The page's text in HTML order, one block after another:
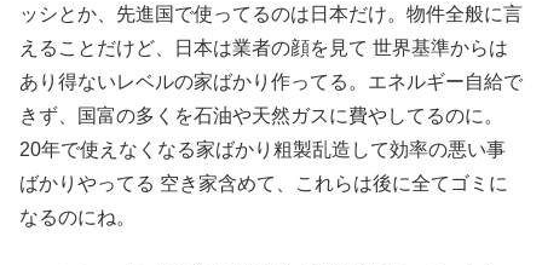
ッシとか、先進国で使ってるのは日本だけ。物件全般に言
えることだけど、日本は業者の顔を見て 世界基準からは
あり得ないレベルの家ばかり作ってる。エネルギー自給で
きず、国富の多くを石油や天然ガスに費やしてるのに。
20年で使えなくなる家ばかり粗製乱造して効率の悪い事
ばかりやってる 空き家含めて、これらは後に全てゴミに
なるのにね。